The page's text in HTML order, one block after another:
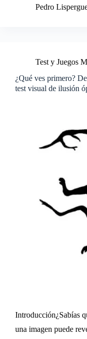
Pedro
Test y Juegos
¿Qué ves primero?
test visual de ilusión
Introducción¿Sabías
una imagen puede